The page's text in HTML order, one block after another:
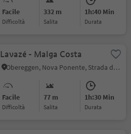
Facile
Difficoltà
332 m
Salita
1h:40 Min
durata
Lavazé - Malga Costa
Obereggen, Nova Ponente, Strada del Vino
Facile
Difficoltà
77 m
Salita
1h:30 Min
durata